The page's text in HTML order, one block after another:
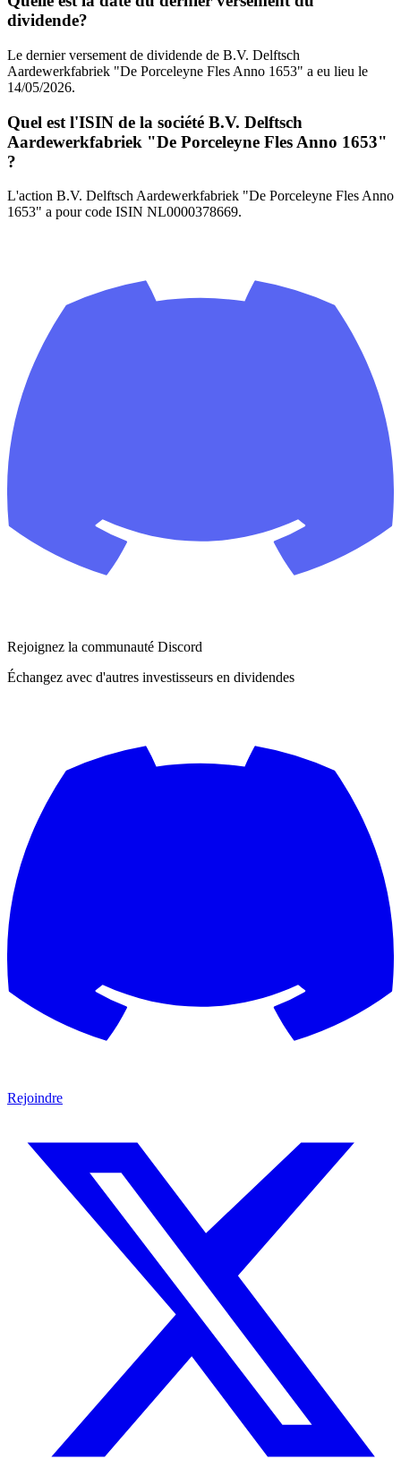
dividende?
Le dernier versement de dividende de B.V. Delftsch
Aardewerkfabriek "De Porceleyne Fles Anno 1653" a eu lieu le
14/05/2026.
Quel est l'ISIN de la société B.V. Delftsch
Aardewerkfabriek "De Porceleyne Fles Anno 1653"
?
L'action B.V. Delftsch Aardewerkfabriek "De Porceleyne Fles Anno
1653" a pour code ISIN NL0000378669.
Rejoignez la communauté Discord
Échangez avec d'autres investisseurs en dividendes
Rejoindre